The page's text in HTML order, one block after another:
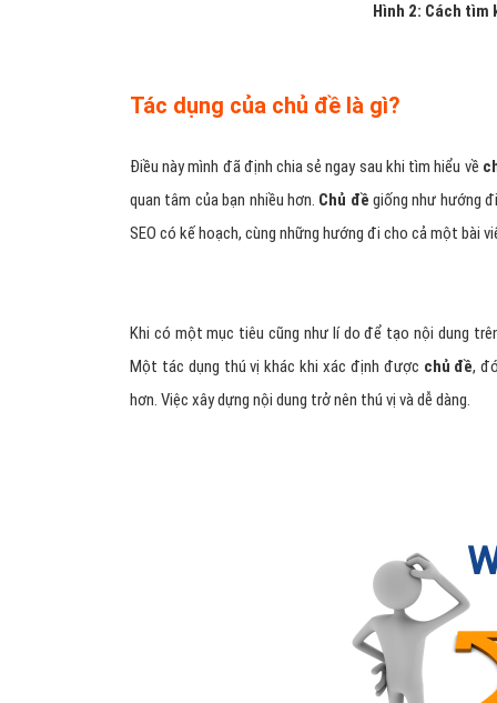
Hình 2: Cách tìm
Tác dụng của chủ đề là gì?
Điều này mình đã định chia sẻ ngay sau khi tìm hiểu về
quan tâm của bạn nhiều hơn. Chủ đề giống như hướng
SEO có kế hoạch, cùng những hướng đi cho cả một bài
Khi có một mục tiêu cũng như lí do để tạo nội dung
Một tác dụng thú vị khác khi xác định được chủ đề,
hơn. Việc xây dựng nội dung trở nên thú vị và dễ dàng.